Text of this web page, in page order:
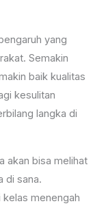
yang
Semakin
baik kualitas
kesulitan
langka di
akan bisa melihat
di sana.
kelas menengah